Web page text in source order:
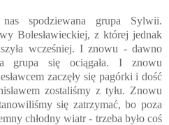
spodziewana grupa Sylwii.
Bolesławieckiej, z której jednak
wcześniej. I znowu - dawno
grupa się ociągała. I znowu
zaczęły się pagórki i dość
zostaliśmy z tyłu. Znowu
się zatrzymać, bo poza
chłodny wiatr - trzeba było coś